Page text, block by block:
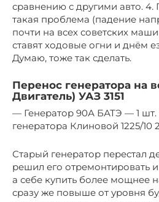
сравнению с другими авто.
такая проблема (падение
почти на всех советских
ставят ходовые огни и днём
Думаю, тоже так сделать.
Перенос генератора на
Двигатель) УАЗ 3151
— Генератор 90А БАТЭ — 1
генератора Клиновой 1225/10
Старый генератор перестал
решил его отремонтировать
а себе купить более мощнее
сразу же повыше от уровня